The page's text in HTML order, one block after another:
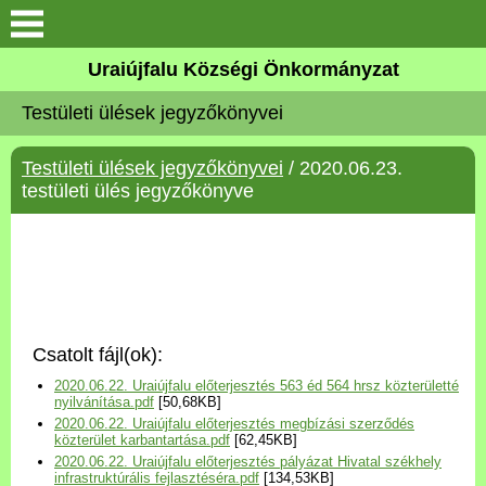
Köszöntő
Elérhetőségek
Uraiújfalu
Választási információk
Versenyképes Járások
Program
Uraiújfalu Községi Önkormányzat
Testületi ülések jegyzőkönyvei
Testületi ülések jegyzőkönyvei / 2020.06.23.
testületi ülés jegyzőkönyve
Csatolt fájl(ok):
2020.06.22. Uraiújfalu előterjesztés 563 éd 564 hrsz közterületté
nyilvánítása.pdf [50,68KB]
2020.06.22. Uraiújfalu előterjesztés megbízási szerződés
közterület karbantartása.pdf [62,45KB]
2020.06.22. Uraiújfalu előterjesztés pályázat Hivatal székhely
infrastruktúrális fejlasztéséra.pdf [134,53KB]